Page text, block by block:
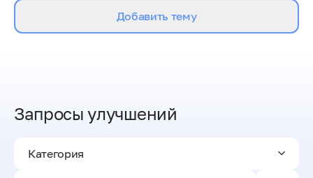
Добавить тему
Запросы улучшений
Категория